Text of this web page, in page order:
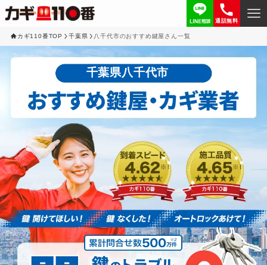
通話無料
カギ110番TOP 千葉県 八千代市のおすすめ鍵屋さん一覧
千葉県八千代市